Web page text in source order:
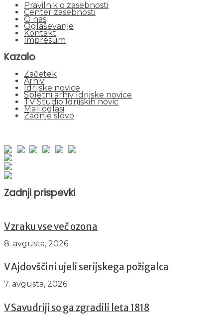
Pravilnik o zasebnosti
Center zasebnosti
O nas
Oglaševanje
Kontakt
Impresum
Kazalo
Začetek
Arhiv
Idrijske novice
Spletni arhiv Idrijske novice
TV Studio Idrijskih novic
Mali oglasi
Zadnje slovo
Zadnji prispevki
V zraku vse več ozona
8. avgusta, 2026
V Ajdovščini ujeli serijskega požigalca
7. avgusta, 2026
V Savudriji so ga zgradili leta 1818